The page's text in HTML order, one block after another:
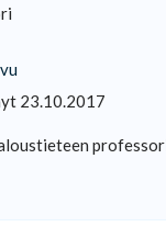
23.10.2017